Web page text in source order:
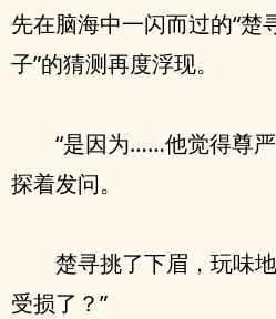
先在脑海中一闪而过的“楚
子”的猜测再度浮现。
“是因为……他觉得尊
探着发问。
楚寻挑了下眉，玩味
受损了？”